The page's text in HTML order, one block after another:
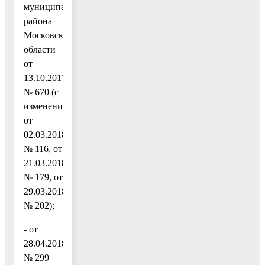
муниципального
района
Московской
области
от
13.10.2017
№ 670 (с
изменениями
от
02.03.2018
№ 116, от
21.03.2018
№ 179, от
29.03.2018
№ 202);
- от
28.04.2018
№ 299